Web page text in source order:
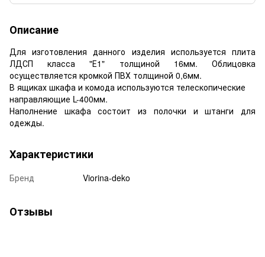
Описание
Для изготовления данного изделия используется плита
ЛДСП класса "Е1" толщиной 16мм. Облицовка
осуществляется кромкой ПВХ толщиной 0,6мм.
В ящиках шкафа и комода используются телескопические
направляющие L-400мм.
Наполнение шкафа состоит из полочки и штанги для
одежды.
Характеристики
Бренд Viorina-deko
Отзывы